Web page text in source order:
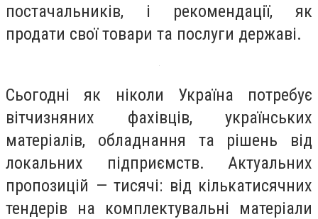
постачальників, і рекомендації, як
продати свої товари та послуги державі.
Сьогодні як ніколи Україна потребує
вітчизняних фахівців, українських
матеріалів, обладнання та рішень від
локальних підприємств. Актуальних
пропозицій — тисячі: від кількатисячних
тендерів на комплектувальні матеріали